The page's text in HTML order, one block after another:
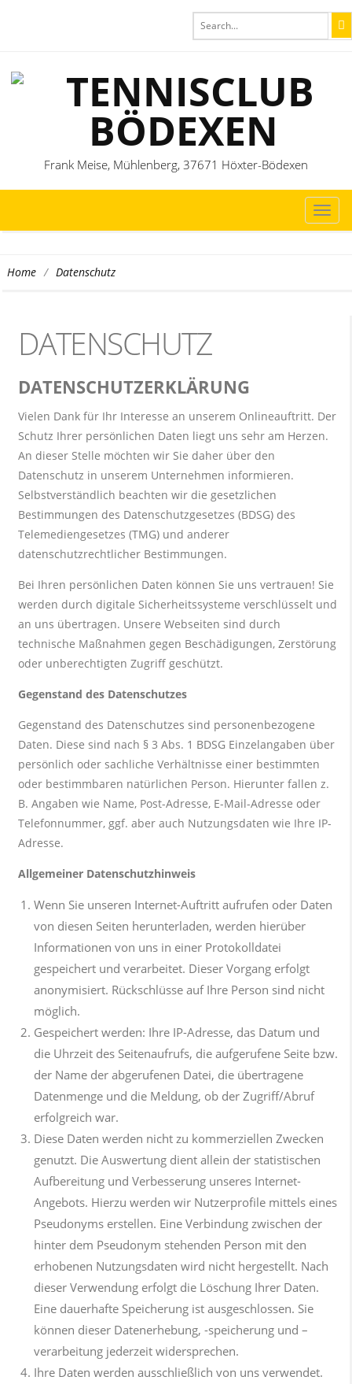
Frank Meise, Mühlenberg, 37671 Höxter-Bödexen
Home / Datenschutz
DATENSCHUTZ
DATENSCHUTZERKLÄRUNG
Vielen Dank für Ihr Interesse an unserem Onlineauftritt. Der
Schutz Ihrer persönlichen Daten liegt uns sehr am Herzen.
An dieser Stelle möchten wir Sie daher über den
Datenschutz in unserem Unternehmen informieren.
Selbstverständlich beachten wir die gesetzlichen
Bestimmungen des Datenschutzgesetzes (BDSG) des
Telemediengesetzes (TMG) und anderer
datenschutzrechtlicher Bestimmungen.
Bei Ihren persönlichen Daten können Sie uns vertrauen! Sie
werden durch digitale Sicherheitssysteme verschlüsselt und
an uns übertragen. Unsere Webseiten sind durch
technische Maßnahmen gegen Beschädigungen, Zerstörung
oder unberechtigten Zugriff geschützt.
Gegenstand des Datenschutzes
Gegenstand des Datenschutzes sind personenbezogene
Daten. Diese sind nach § 3 Abs. 1 BDSG Einzelangaben über
persönlich oder sachliche Verhältnisse einer bestimmten
oder bestimmbaren natürlichen Person. Hierunter fallen z.
B. Angaben wie Name, Post-Adresse, E-Mail-Adresse oder
Telefonnummer, ggf. aber auch Nutzungsdaten wie Ihre IP-
Adresse.
Allgemeiner Datenschutzhinweis
Wenn Sie unseren Internet-Auftritt aufrufen oder Daten
von diesen Seiten herunterladen, werden hierüber
Informationen von uns in einer Protokolldatei
gespeichert und verarbeitet. Dieser Vorgang erfolgt
anonymisiert. Rückschlüsse auf Ihre Person sind nicht
möglich.
Gespeichert werden: Ihre IP-Adresse, das Datum und
die Uhrzeit des Seitenaufrufs, die aufgerufene Seite bzw.
der Name der abgerufenen Datei, die übertragene
Datenmenge und die Meldung, ob der Zugriff/Abruf
erfolgreich war.
Diese Daten werden nicht zu kommerziellen Zwecken
genutzt. Die Auswertung dient allein der statistischen
Aufbereitung und Verbesserung unseres Internet-
Angebots. Hierzu werden wir Nutzerprofile mittels eines
Pseudonyms erstellen. Eine Verbindung zwischen der
hinter dem Pseudonym stehenden Person mit den
erhobenen Nutzungsdaten wird nicht hergestellt. Nach
dieser Verwendung erfolgt die Löschung Ihrer Daten.
Eine dauerhafte Speicherung ist ausgeschlossen. Sie
können dieser Datenerhebung, -speicherung und –
verarbeitung jederzeit widersprechen.
Ihre Daten werden ausschließlich von uns verwendet.